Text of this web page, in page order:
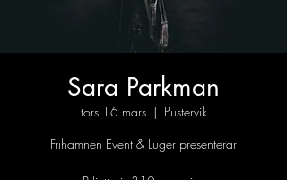
Sara Parkman
tors 16 mars
  |
Pustervik
Frihamnen Event & Luger presenterar